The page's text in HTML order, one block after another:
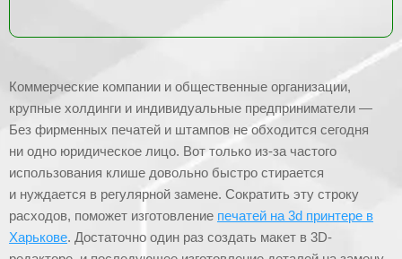
Коммерческие компании и общественные организации,
крупные холдинги и индивидуальные предприниматели —
Без фирменных печатей и штампов не обходится сегодня
ни одно юридическое лицо. Вот только из-за частого
использования клише довольно быстро стирается
и нуждается в регулярной замене. Сократить эту строку
расходов, поможет изготовление печатей на 3d принтере в
Харькове. Достаточно один раз создать макет в 3D-